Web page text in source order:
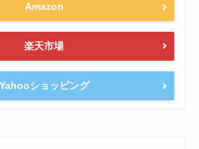
Amazon
楽天市場
Yahooショッピング